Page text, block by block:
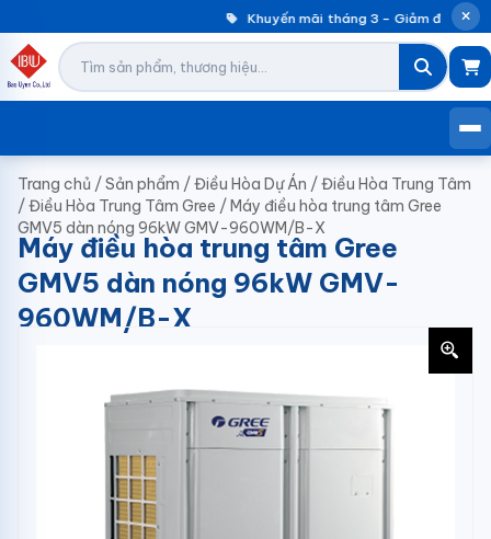
Khuyến mãi tháng 3 – Giảm đến
Trang chủ /Sản phẩm /Điều Hòa Dự Án /Điều Hòa Trung Tâm
/Điều Hòa Trung Tâm Gree /Máy điều hòa trung tâm Gree
GMV5 dàn nóng 96kW GMV-960WM/B-X
Máy điều hòa trung tâm Gree
GMV5 dàn nóng 96kW GMV-
960WM/B-X